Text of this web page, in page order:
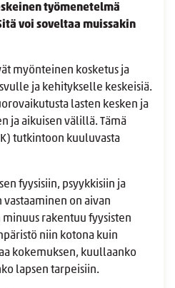
työmenetelmä
voi soveltaa muissakin
myönteinen kosketus ja
ja kehitykselle keskeisiä.
lasten kesken ja
ja aikuisen välillä. Tämä
tutkintoon kuuluvasta
fyysisiin, psyykkisiin ja
on aivan
rakentuu fyysisten
niin kotona kuin
kokemuksen, kuullaanko
lapsen tarpeisiin.